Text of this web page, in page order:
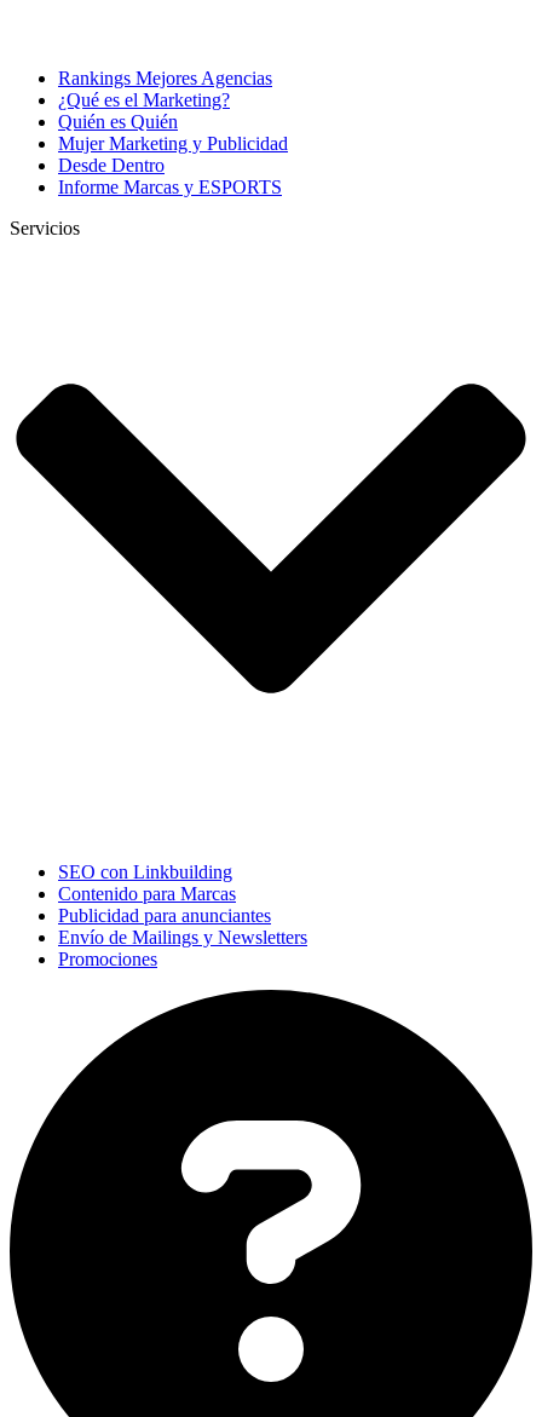
Rankings Mejores Agencias
¿Qué es el Marketing?
Quién es Quién
Mujer Marketing y Publicidad
Desde Dentro
Informe Marcas y ESPORTS
Servicios
SEO con Linkbuilding
Contenido para Marcas
Publicidad para anunciantes
Envío de Mailings y Newsletters
Promociones